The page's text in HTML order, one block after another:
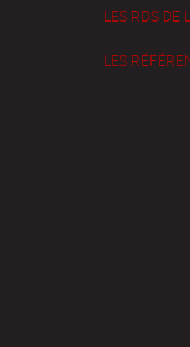
LES RDS DE
LES